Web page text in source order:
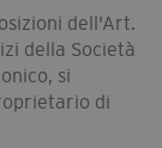
dell'Art.
della Società
si
di